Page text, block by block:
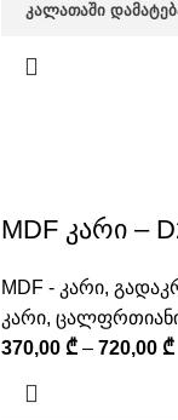
ᲙᲐᲚᲐᲗᲐᲨᲘ
MDF კარი –
MDF - კარი,
კარი,
370,00₾ –720,00₾